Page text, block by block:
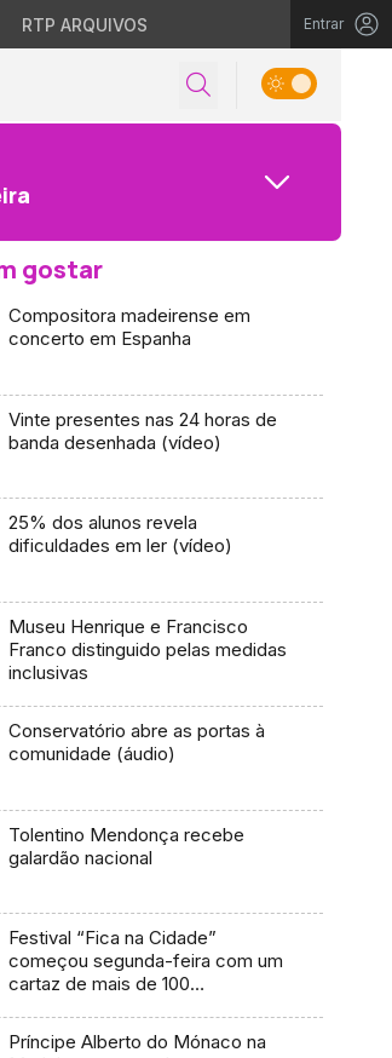
RTP ARQUIVOS Entrar
gostar
Compositora madeirense em
concerto em Espanha
Vinte presentes nas 24 horas de
banda desenhada (vídeo)
25% dos alunos revela
dificuldades em ler (vídeo)
Museu Henrique e Francisco
Franco distinguido pelas medidas
inclusivas
Conservatório abre as portas à
comunidade (áudio)
Tolentino Mendonça recebe
galardão nacional
Festival “Fica na Cidade”
começou segunda-feira com um
cartaz de mais de 100
Príncipe Alberto do Mónaco na